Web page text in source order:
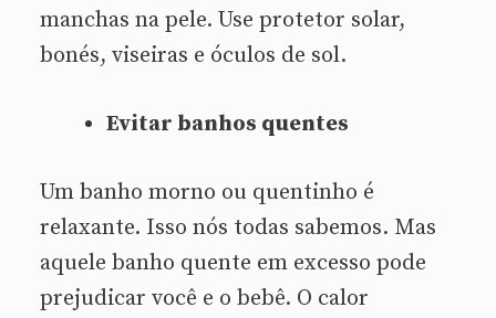
manchas na pele. Use protetor solar,
bonés, viseiras e óculos de sol.
Evitar banhos quentes
Um banho morno ou quentinho é
relaxante. Isso nós todas sabemos. Mas
aquele banho quente em excesso pode
prejudicar você e o bebê. O calor